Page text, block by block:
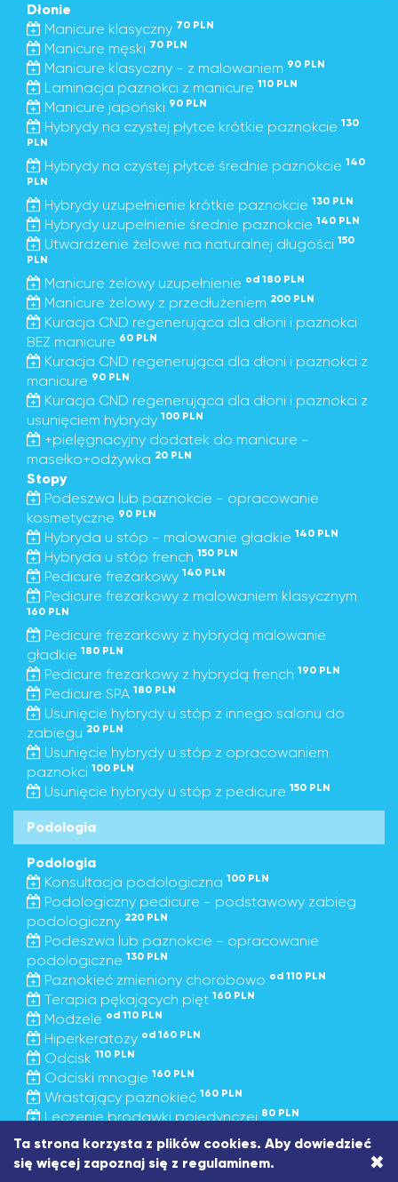
Dłonie
Manicure klasyczny 70 PLN
Manicure męski 70 PLN
Manicure klasyczny - z malowaniem 90 PLN
Laminacja paznokci z manicure 110 PLN
Manicure japoński 90 PLN
Hybrydy na czystej płytce krótkie paznokcie 130
PLN
Hybrydy na czystej płytce średnie paznokcie 140
PLN
Hybrydy uzupełnienie krótkie paznokcie 130 PLN
Hybrydy uzupełnienie średnie paznokcie 140 PLN
Utwardzenie żelowe na naturalnej długości 150
PLN
Manicure żelowy uzupełnienie od 180 PLN
Manicure żelowy z przedłużeniem 200 PLN
Kuracja CND regenerująca dla dłoni i paznokci
BEZ manicure 60 PLN
Kuracja CND regenerująca dla dłoni i paznokci z
manicure 90 PLN
Kuracja CND regenerująca dla dłoni i paznokci z
usunięciem hybrydy 100 PLN
+pielęgnacyjny dodatek do manicure -
masełko+odżywka 20 PLN
Stopy
Podeszwa lub paznokcie - opracowanie
kosmetyczne 90 PLN
Hybryda u stóp - malowanie gładkie 140 PLN
Hybryda u stóp french 150 PLN
Pedicure frezarkowy 140 PLN
Pedicure frezarkowy z malowaniem klasycznym
160 PLN
Pedicure frezarkowy z hybrydą malowanie
gładkie 180 PLN
Pedicure frezarkowy z hybrydą french 190 PLN
Pedicure SPA 180 PLN
Usunięcie hybrydy u stóp z innego salonu do
zabiegu 20 PLN
Usunięcie hybrydy u stóp z opracowaniem
paznokci 100 PLN
Usunięcie hybrydy u stóp z pedicure 150 PLN
Podologia
Podologia
Konsultacja podologiczna 100 PLN
Podologiczny pedicure - podstawowy zabieg
podologiczny 220 PLN
Podeszwa lub paznokcie - opracowanie
podologiczne 130 PLN
Paznokieć zmieniony chorobowo od 110 PLN
Terapia pękających pięt 160 PLN
Modzele od 110 PLN
Hiperkeratozy od 160 PLN
Odcisk 110 PLN
Odciski mnogie 160 PLN
Wrastający paznokieć 160 PLN
Leczenie brodawki pojedynczej80 PLN
Leczenie brodawek mnogich
Onycholiza jeden paznokieć50 PLN
Usuwanie krwiaka podpaznokciowego
Ta strona korzysta z plików cookies. Aby dowiedzieć
się więcej zapoznaj się z regulaminem. ×